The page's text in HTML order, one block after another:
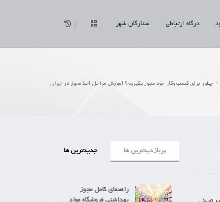
درگاه ارتباطی ستارگان شهر
چطور برای کسب‌وکار خود مجوز بگیریم؟ آموزش مراحل اخذ مجوز در ایران
پربازدیدترین ها جدیدترین ها
راهنمای کامل مجوز
بهداشتی فروشگاه مواد